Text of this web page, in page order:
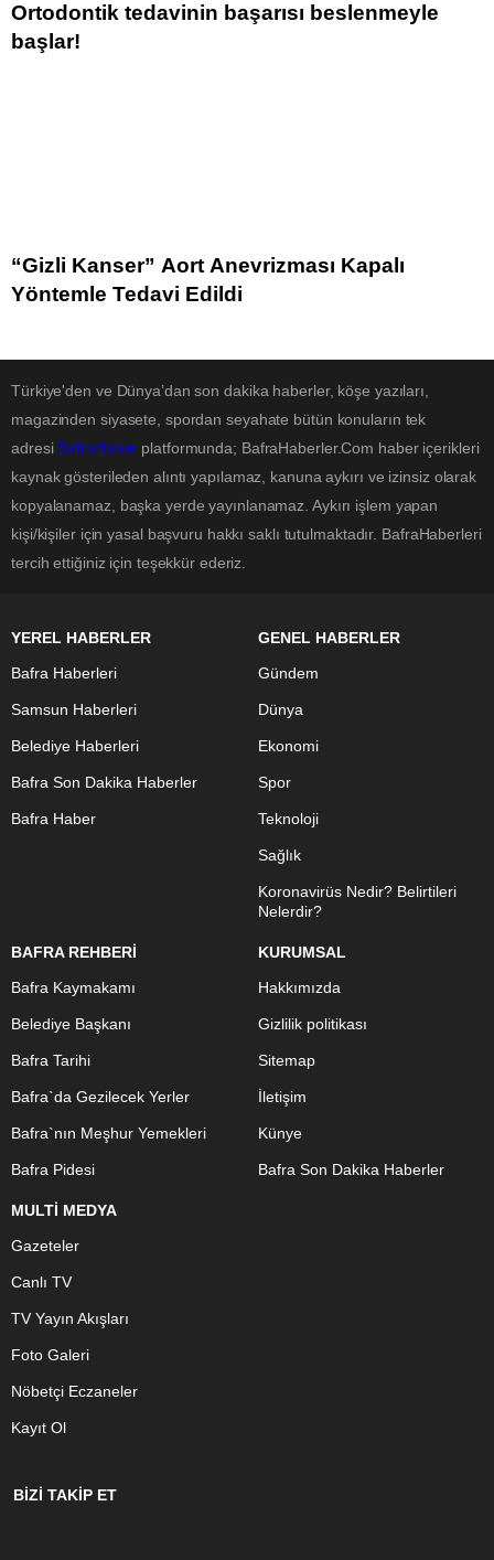
Ortodontik tedavinin başarısı beslenmeyle
başlar!
“Gizli Kanser” Aort Anevrizması Kapalı
Yöntemle Tedavi Edildi
Türkiye'den ve Dünya’dan son dakika haberler, köşe yazıları,
magazinden siyasete, spordan seyahate bütün konuların tek
adresi BafraHaber platformunda; BafraHaberler.Com haber içerikleri
kaynak gösterileden alıntı yapılamaz, kanuna aykırı ve izinsiz olarak
kopyalanamaz, başka yerde yayınlanamaz. Aykırı işlem yapan
kişi/kişiler için yasal başvuru hakkı saklı tutulmaktadır. BafraHaberleri
tercih ettiğiniz için teşekkür ederiz.
YEREL HABERLER
Bafra Haberleri
Samsun Haberleri
Belediye Haberleri
Bafra Son Dakika Haberler
Bafra Haber
GENEL HABERLER
Gündem
Dünya
Ekonomi
Spor
Teknoloji
Sağlık
Koronavirüs Nedir? Belirtileri
Nelerdir?
BAFRA REHBERİ
Bafra Kaymakamı
Belediye Başkanı
Bafra Tarihi
Bafra`da Gezilecek Yerler
Bafra`nın Meşhur Yemekleri
Bafra Pidesi
KURUMSAL
Hakkımızda
Gizlilik politikası
Sitemap
İletişim
Künye
Bafra Son Dakika Haberler
MULTİ MEDYA
Gazeteler
Canlı TV
TV Yayın Akışları
Foto Galeri
Nöbetçi Eczaneler
Kayıt Ol
BİZİ TAKİP ET